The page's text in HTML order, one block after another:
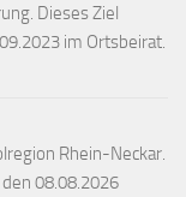
Dieses Ziel
im Ortsbeirat.
Rhein-Neckar.
08.08.2026